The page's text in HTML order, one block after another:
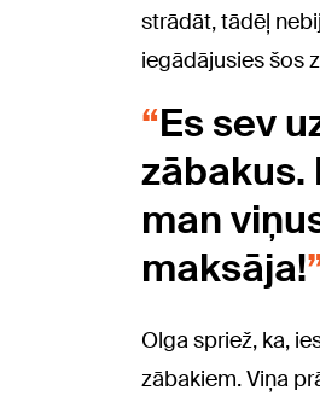
strādāt, tādēļ
iegādājusies šos
Es sev
zābakus.
man
maksāja!
Olga spriež, ka,
zābakiem. Viņa